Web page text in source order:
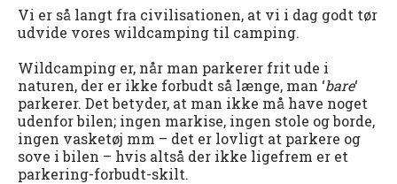
Vi er så langt fra civilisationen, at vi i dag godt tør
udvide vores wildcamping til camping.
Wildcamping er, når man parkerer frit ude i
naturen, der er ikke forbudt så længe, man ‘bare‘
parkerer. Det betyder, at man ikke må have noget
udenfor bilen; ingen markise, ingen stole og borde,
ingen vasketøj mm – det er lovligt at parkere og
sove i bilen – hvis altså der ikke ligefrem er et
parkering-forbudt-skilt.